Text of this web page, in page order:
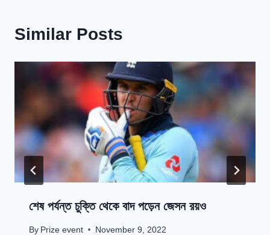
Similar Posts
শেষ পর্যন্ত চুক্তি থেকে বাদ পড়েন জেসন রয়ও
By Prize event November 9, 2022